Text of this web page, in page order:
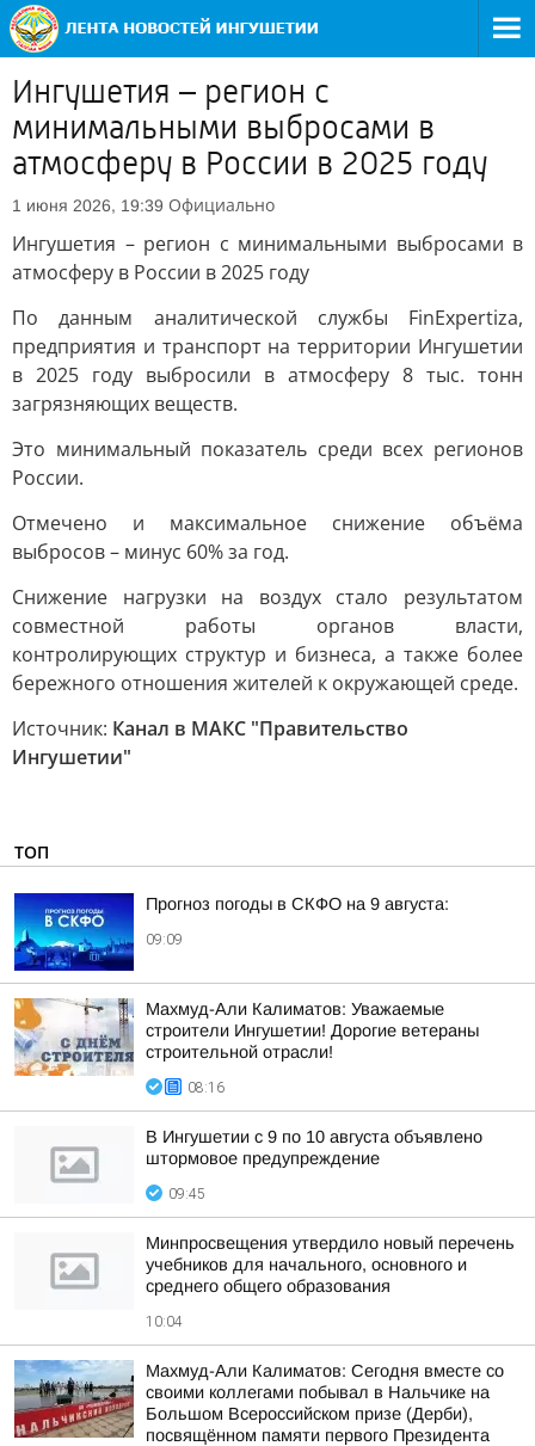
Ингушетия – регион с
минимальными выбросами в
атмосферу в России в 2025 году
1 июня 2026, 19:39 Официально
Ингушетия – регион с минимальными выбросами в
атмосферу в России в 2025 году
По данным аналитической службы FinExpertiza,
предприятия и транспорт на территории Ингушетии
в 2025 году выбросили в атмосферу 8 тыс. тонн
загрязняющих веществ.
Это минимальный показатель среди всех регионов
России.
Отмечено и максимальное снижение объёма
выбросов – минус 60% за год.
Снижение нагрузки на воздух стало результатом
совместной работы органов власти,
контролирующих структур и бизнеса, а также более
бережного отношения жителей к окружающей среде.
Источник: Канал в МАКС "Правительство
Ингушетии"
ТОП
Прогноз погоды в СКФО на 9 августа:
09:09
Махмуд-Али Калиматов: Уважаемые
строители Ингушетии! Дорогие ветераны
строительной отрасли!
08:16
В Ингушетии с 9 по 10 августа объявлено
штормовое предупреждение
09:45
Минпросвещения утвердило новый перечень
учебников для начального, основного и
среднего общего образования
10:04
Махмуд-Али Калиматов: Сегодня вместе со
своими коллегами побывал в Нальчике на
Большом Всероссийском призе (Дерби),
посвящённом памяти первого Президента